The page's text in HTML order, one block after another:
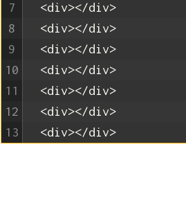
7
8
9
10
11
12
13
<div></div>
<div></div>
<div></div>
<div></div>
<div></div>
<div></div>
<div></div>